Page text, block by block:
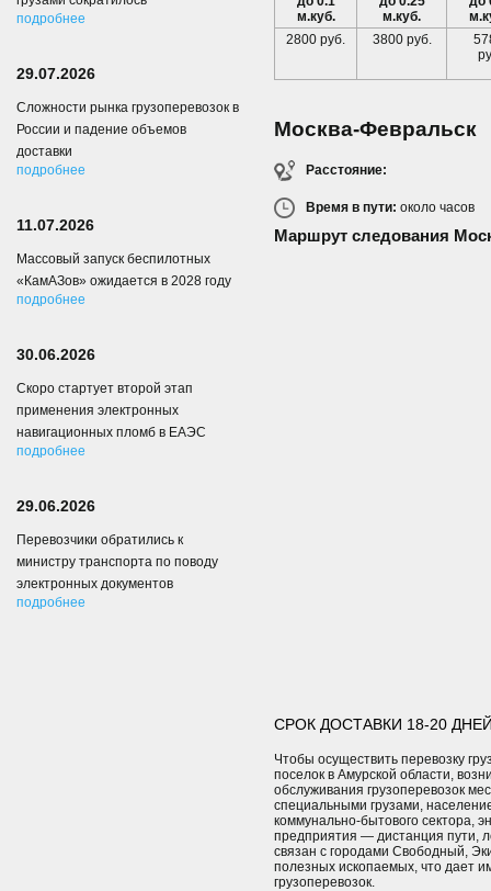
м.куб.
м.куб.
2800 руб.
3800 руб.
Москва-Февральск
Расстояние:
Время в пути: около часов
Маршрут следования
СРОК ДОСТАВКИ 18-20
Чтобы осуществить перевозку
поселок в Амурской области,
обслуживания грузоперевозок
специальными грузами,
коммунально-бытового сектора,
предприятия — дистанция пути,
связан с городами Свободный,
полезных ископаемых, что дает
грузоперевозок.
подробнее
29.07.2026
Сложности рынка грузоперевозок в
России и падение объемов
доставки
подробнее
11.07.2026
Массовый запуск беспилотных
«КамАЗов» ожидается в 2028 году
подробнее
30.06.2026
Скоро стартует второй этап
применения электронных
навигационных пломб в ЕАЭС
подробнее
29.06.2026
Перевозчики обратились к
министру транспорта по поводу
электронных документов
подробнее